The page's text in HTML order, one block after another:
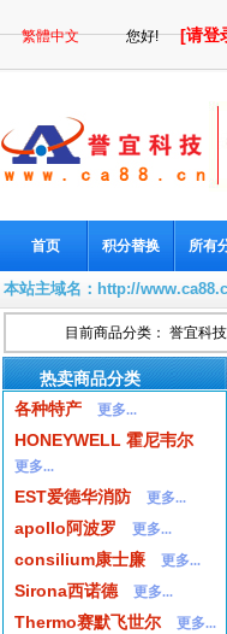
繁體中文 您好![请登
首页 积分替换 所有
本站主域名： http://
目前商品分类： 誉宜科
热卖商品分类
各种特产
更多...
HONEYWELL 霍尼韦尔
更多...
EST爱德华消防 更多...
apollo阿波罗 更多...
consilium康士廉 更多...
Sirona西诺德 更多...
Thermo赛默飞世尔 更多...